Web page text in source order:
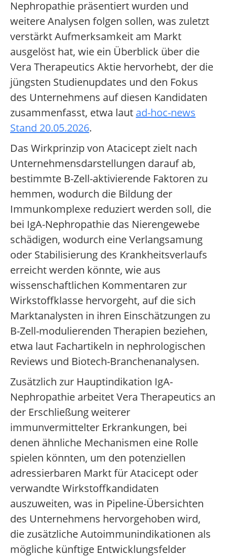
Nephropathie präsentiert wurden und
weitere Analysen folgen sollen, was zuletzt
verstärkt Aufmerksamkeit am Markt
ausgelöst hat, wie ein Überblick über die
Vera Therapeutics Aktie hervorhebt, der die
jüngsten Studienupdates und den Fokus
des Unternehmens auf diesen Kandidaten
zusammenfasst, etwa laut ad-hoc-news
Stand 20.05.2026.
Das Wirkprinzip von Atacicept zielt nach
Unternehmensdarstellungen darauf ab,
bestimmte B-Zell-aktivierende Faktoren zu
hemmen, wodurch die Bildung der
Immunkomplexe reduziert werden soll, die
bei IgA-Nephropathie das Nierengewebe
schädigen, wodurch eine Verlangsamung
oder Stabilisierung des Krankheitsverlaufs
erreicht werden könnte, wie aus
wissenschaftlichen Kommentaren zur
Wirkstoffklasse hervorgeht, auf die sich
Marktanalysten in ihren Einschätzungen zu
B-Zell-modulierenden Therapien beziehen,
etwa laut Fachartikeln in nephrologischen
Reviews und Biotech-Branchenanalysen.
Zusätzlich zur Hauptindikation IgA-
Nephropathie arbeitet Vera Therapeutics an
der Erschließung weiterer
immunvermittelter Erkrankungen, bei
denen ähnliche Mechanismen eine Rolle
spielen könnten, um den potenziellen
adressierbaren Markt für Atacicept oder
verwandte Wirkstoffkandidaten
auszuweiten, was in Pipeline-Übersichten
des Unternehmens hervorgehoben wird,
die zusätzliche Autoimmunindikationen als
mögliche künftige Entwicklungsfelder